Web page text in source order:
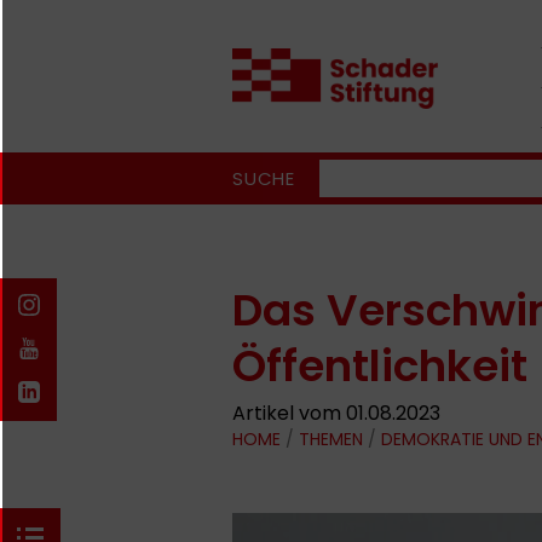
SUCHE
Das
Öffentlichkeit
Artikel vom 01.08.2023
HOME / THEMEN / DEMOKRATIE UND